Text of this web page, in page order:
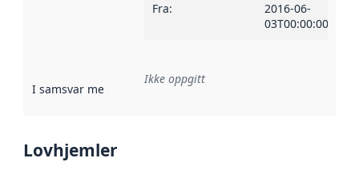
Fra:
2016-06-
03T00:00:00Z
I samsvar med Referanse til en implementasjonsregel
Ikke oppgitt
Lovhjemler